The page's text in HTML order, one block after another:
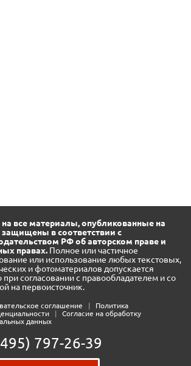
на все материалы, опубликованные на
защищены в соответствии с
РФ об авторском праве и
правах. Полное или частичное
или использование любых текстовых,
и фотоматериалов допускается
при согласовании с правообладателем и со
на первоисточник.
соглашение |
Политика
|
Согласие на обработку
данных
797-26-39